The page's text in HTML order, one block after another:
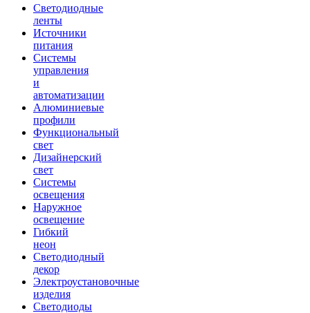
Светодиодные
ленты
Источники
питания
Системы
управления
и
автоматизации
Алюминиевые
профили
Функциональный
свет
Дизайнерский
свет
Системы
освещения
Наружное
освещение
Гибкий
неон
Светодиодный
декор
Электроустановочные
изделия
Светодиоды